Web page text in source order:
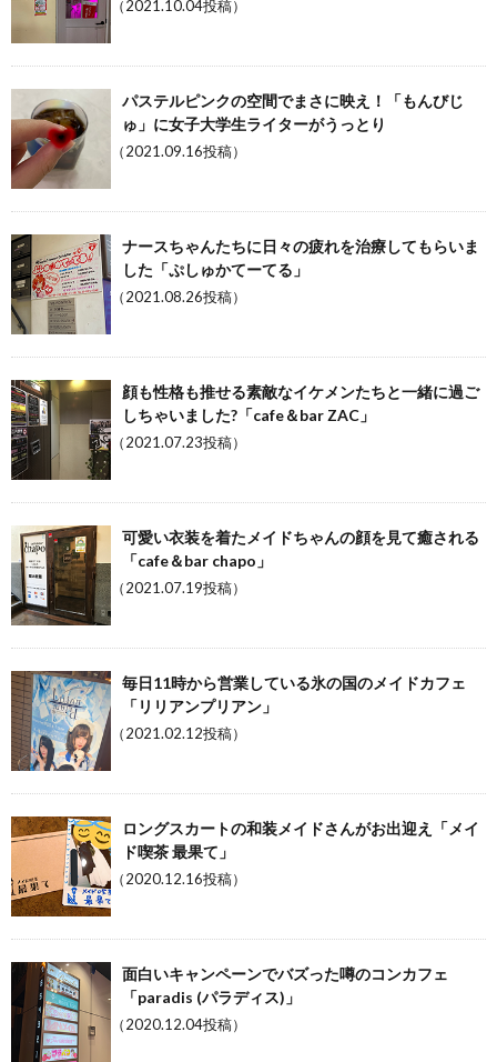
（2021.10.04投稿）
パステルピンクの空間でまさに映え！「もんびじ
ゅ」に女子大学生ライターがうっとり
（2021.09.16投稿）
ナースちゃんたちに日々の疲れを治療してもらいま
した「ぷしゅかてーてる」
（2021.08.26投稿）
顔も性格も推せる素敵なイケメンたちと一緒に過ご
しちゃいました?「cafe＆bar ZAC」
（2021.07.23投稿）
可愛い衣装を着たメイドちゃんの顔を見て癒される
「cafe＆bar chapo」
（2021.07.19投稿）
毎日11時から営業している氷の国のメイドカフェ
「リリアンプリアン」
（2021.02.12投稿）
ロングスカートの和装メイドさんがお出迎え「メイ
ド喫茶 最果て」
（2020.12.16投稿）
面白いキャンペーンでバズった噂のコンカフェ
「paradis (パラディス)」
（2020.12.04投稿）